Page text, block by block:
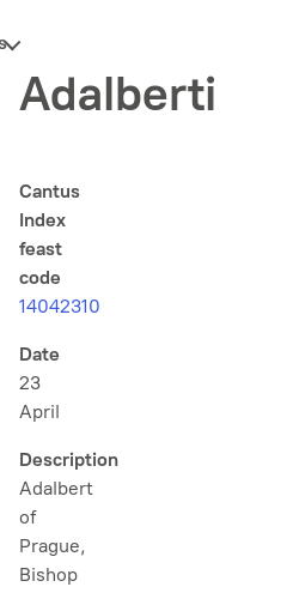
Adalberti
Cantus
Index
feast
code
14042310
Date
23
April
Description
Adalbert
of
Prague,
Bishop